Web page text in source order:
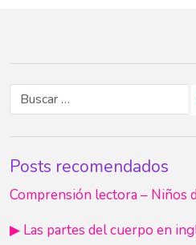
Buscar:
Posts recomendados
Comprensión lectora – Niños
▶ Las partes del cuerpo en